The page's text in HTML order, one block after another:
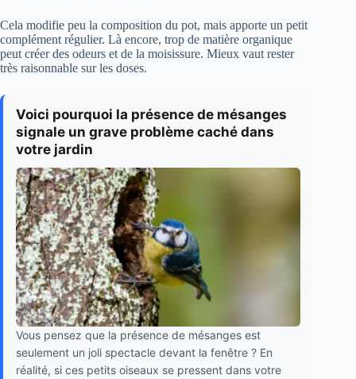
Cela modifie peu la composition du pot, mais apporte un petit
complément régulier. Là encore, trop de matière organique
peut créer des odeurs et de la moisissure. Mieux vaut rester
très raisonnable sur les doses.
Voici pourquoi la présence de mésanges
signale un grave problème caché dans
votre jardin
Vous pensez que la présence de mésanges est
seulement un joli spectacle devant la fenêtre ? En
réalité, si ces petits oiseaux se pressent dans votre